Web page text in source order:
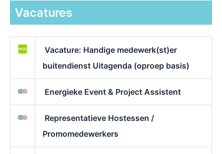
Vacatures
Vacature: Handige medewerk(st)er
buitendienst Uitagenda (oproep basis)
Energieke Event & Project Assistent
Representatieve Hostessen /
Promomedewerkers